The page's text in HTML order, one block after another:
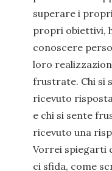
superare i
propri obiettivi,
conoscere
loro
frustrate. Chi si
ricevuto
e chi si sente
ricevuto una
Vorrei spiegarti
ci sfida, come